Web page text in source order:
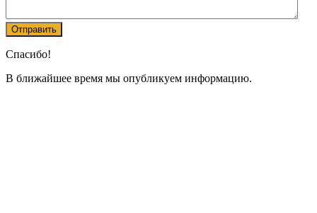
Спасибо!
В ближайшее время мы опубликуем информацию.